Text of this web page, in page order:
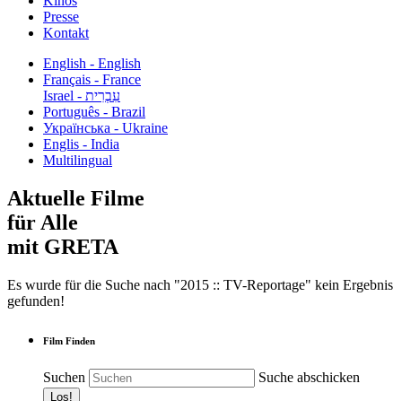
Presse
Kontakt
English - English
Français - France
עִבְרִית - Israel
Português - Brazil
Українська - Ukraine
Englis - India
Multilingual
Aktuelle Filme
für Alle
mit GRETA
Es wurde für die Suche nach "2015 :: TV-Reportage" kein Ergebnis
gefunden!
Film Finden
Suchen Suche abschicken